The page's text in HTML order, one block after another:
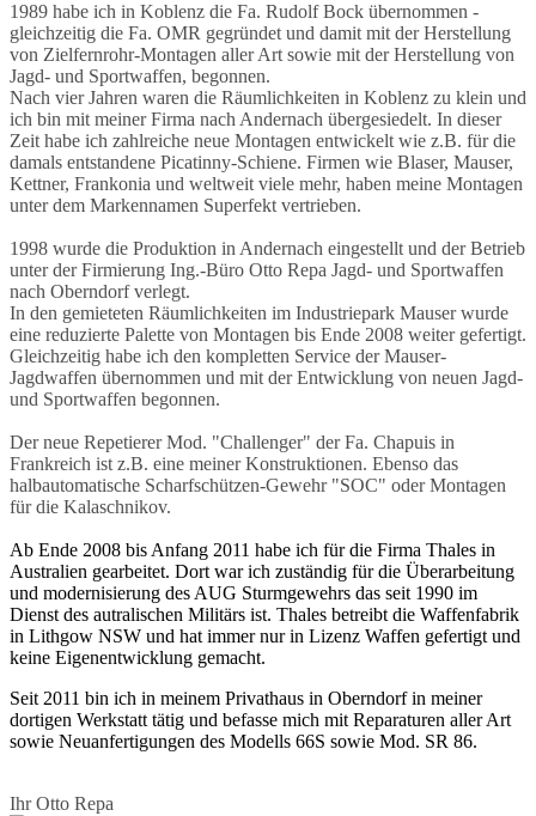
1989 habe ich in Koblenz die Fa. Rudolf Bock übernommen -
gleichzeitig die Fa. OMR gegründet und damit mit der Herstellung
von Zielfernrohr-Montagen aller Art sowie mit der Herstellung von
Jagd- und Sportwaffen, begonnen.
Nach vier Jahren waren die Räumlichkeiten in Koblenz zu klein und
ich bin mit meiner Firma nach Andernach übergesiedelt. In dieser
Zeit habe ich zahlreiche neue Montagen entwickelt wie z.B. für die
damals entstandene Picatinny-Schiene. Firmen wie Blaser, Mauser,
Kettner, Frankonia und weltweit viele mehr, haben meine Montagen
unter dem Markennamen Superfekt vertrieben.
1998 wurde die Produktion in Andernach eingestellt und der Betrieb
unter der Firmierung Ing.-Büro Otto Repa Jagd- und Sportwaffen
nach Oberndorf verlegt.
In den gemieteten Räumlichkeiten im Industriepark Mauser wurde
eine reduzierte Palette von Montagen bis Ende 2008 weiter gefertigt.
Gleichzeitig habe ich den kompletten Service der Mauser-
Jagdwaffen übernommen und mit der Entwicklung von neuen Jagd-
und Sportwaffen begonnen.
Der neue Repetierer Mod. "Challenger" der Fa. Chapuis in
Frankreich ist z.B. eine meiner Konstruktionen. Ebenso das
halbautomatische Scharfschützen-Gewehr "SOC" oder Montagen
für die Kalaschnikov.
Ab Ende 2008 bis Anfang 2011 habe ich für die Firma Thales in
Australien gearbeitet. Dort war ich zuständig für die Überarbeitung
und modernisierung des AUG Sturmgewehrs das seit 1990 im
Dienst des autralischen Militärs ist. Thales betreibt die Waffenfabrik
in Lithgow NSW und hat immer nur in Lizenz Waffen gefertigt und
keine Eigenentwicklung gemacht.
Seit 2011 bin ich in meinem Privathaus in Oberndorf in meiner
dortigen Werkstatt tätig und befasse mich mit Reparaturen aller Art
sowie Neuanfertigungen des Modells 66S sowie Mod. SR 86.
Ihr Otto Repa